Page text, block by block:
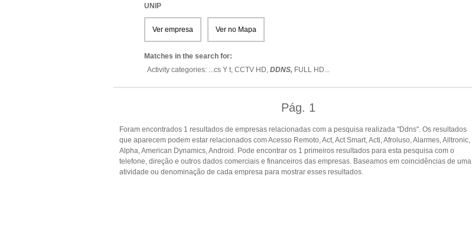
UNIP
Ver empresa Ver no Mapa
Matches in the search for:
Activity categories: ...cs Y t, CCTV HD, DDNS, FULL HD...
Pág. 1
Foram encontrados 1 resultados de empresas relacionadas com a pesquisa realizada "Ddns". Os resultados
que aparecem podem estar relacionados com Acesso Remoto, Act, Act Smart, Acti, Afroluso, Alarmes, Alltronic,
Alpha, American Dynamics, Android. Pode encontrar os 1 primeiros resultados para esta pesquisa com o
telefone, direção e outros dados comerciais e financeiros das empresas. Baseamos em coincidências de uma
atividade ou denominação de cada empresa para mostrar esses resultados.